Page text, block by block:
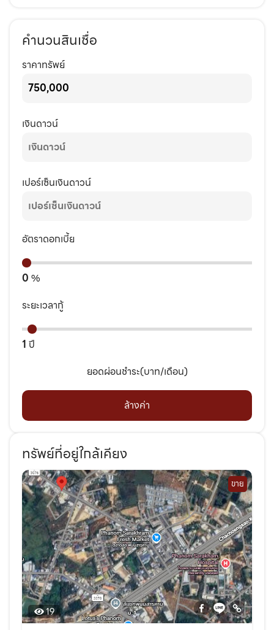
คำนวนสินเชื่อ
ราคาทรัพย์
เงินดาวน์
เปอร์เซ็นเงินดาวน์
อัตราดอกเบี้ย
0 %
ระยะเวลากู้
1 ปี
ยอดผ่อนชำระ(บาท/เดือน)
ล้างค่า
ทรัพย์ที่อยู่ใกล้เคียง
ขาย
19